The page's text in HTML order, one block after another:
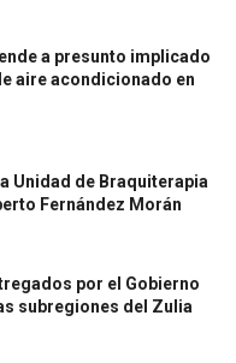
a presunto implicado
aire acondicionado en
Unidad de Braquiterapia
Fernández Morán
por el Gobierno
subregiones del Zulia